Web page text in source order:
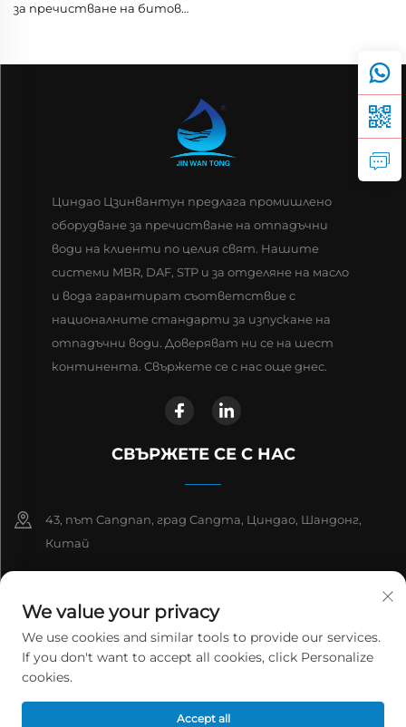
за пречистване на битови
Циндао Цзинвантун предлага промишлено
оборудване за пречистване на отпадъчни
води на клиенти по целия свят. Нашите
системи MBR, DAF, STP и за отделяне на масло
и вода гарантират съответствие с
националните стандарти за изпускане на
отпадъчни води. Доверяват ни се на шест
континента. Свържете се с нас още днес.
СВЪРЖЕТЕ СЕ С НАС
43, път Cangnan, град Cangma, Циндао, Шандонг,
Китай
+86 532 81912653
[email protected]
Copyright © 2026 Qingdao Jinwantong Environmental Science And
We value your privacy
We use cookies and similar tools to provide our services.
If you don't want to accept all cookies, click Personalize
cookies.
Accept all